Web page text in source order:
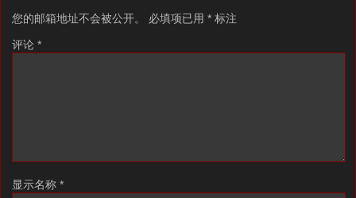
您的邮箱地址不会被公开。 必填项已用 * 标注
评论 *
显示名称 *